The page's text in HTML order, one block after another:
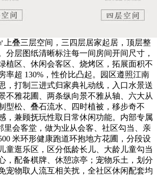
上叠三层空间，三四层居家起居，顶层整
分层图纸清晰标注每一间房间开间尺寸，
植区、休闲会客区、烧烤区，拓展面积不
率超 130%，性价比凸起。园区遵照江南
，打制三进式归家典礼动线，入口水景送
不雅花圃、两条纵向景不雅从轴、六大从
型松、叠石流水、四时植被，移步奇不
，兼顾抚玩性取日常休闲功能。内部专属
里会客堂，做为业从会客、社区勾当、亲
米环形健康跑道环抱地方花圃，分段设
童逛乐区，区分低龄长儿、大龄儿童勾当
，配备棋牌、休憩凉亭；宠物乐土，划分
宠物取人流互相关扰，全社区休闲配套均